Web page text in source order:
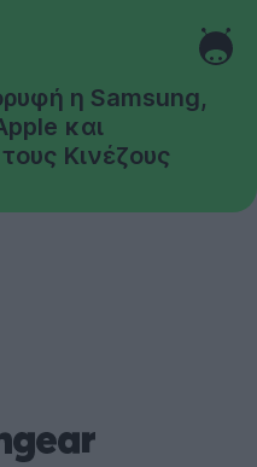
η Samsung,
και
Κινέζους